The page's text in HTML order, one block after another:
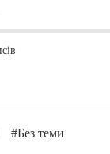
#Без теми